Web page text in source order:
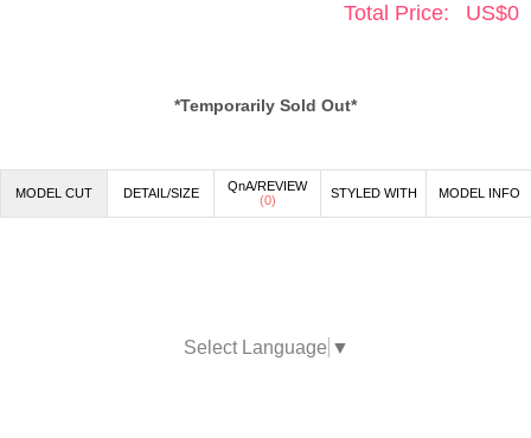
Total Price: US$0
*Temporarily Sold Out*
MODEL CUT DETAIL/SIZE
QnA/REVIEW
(0) STYLED WITH MODEL INFO
Select Language ▼